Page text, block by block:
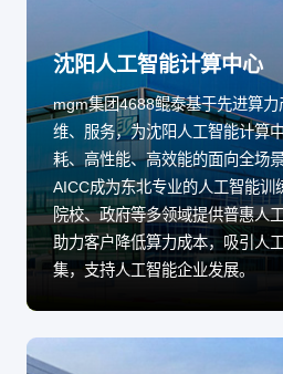
沈阳人工智能计算中心
mgm集团4688鲲泰基于先进算
维、服务，为沈阳人工智能计算
耗、高性能、高效能的面向全场
AICC成为东北专业的人工智能训
院校、政府等多领域提供普惠人
助力客户降低算力成本，吸引人
集，支持人工智能企业发展。